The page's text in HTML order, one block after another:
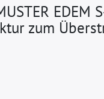
EDEM
zum